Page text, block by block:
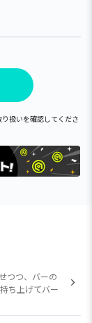
扱いを確認してくださ
つつ、バーの
ち上げてバー